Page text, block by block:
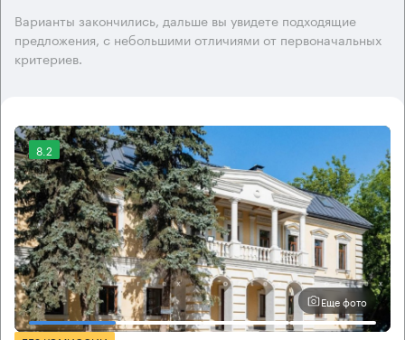
Варианты закончились, дальше вы увидете подходящие
предложения, с небольшими отличиями от первоначальных
критериев.
8.2
Еще фото